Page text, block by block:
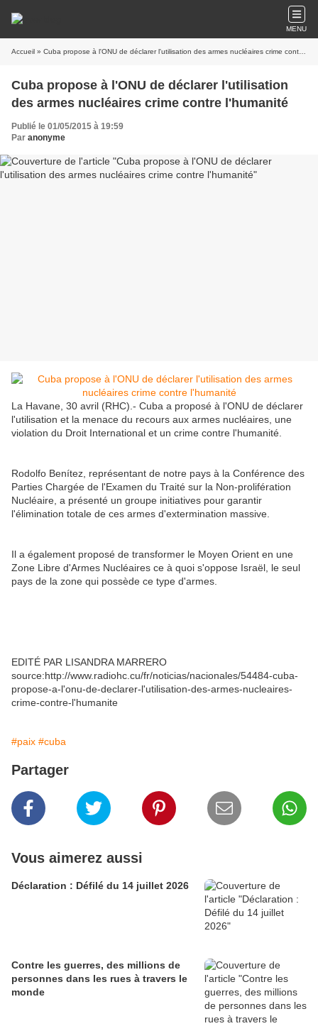
MENU
Accueil » Cuba propose à l'ONU de déclarer l'utilisation des armes nucléaires crime contre l'humanité
Cuba propose à l'ONU de déclarer l'utilisation
des armes nucléaires crime contre l'humanité
Publié le 01/05/2015 à 19:59
Par anonyme
La Havane, 30 avril (RHC).- Cuba a proposé à l'ONU de déclarer
l'utilisation et la menace du recours aux armes nucléaires, une
violation du Droit International et un crime contre l'humanité.
Rodolfo Benítez, représentant de notre pays à la Conférence des
Parties Chargée de l'Examen du Traité sur la Non-prolifération
Nucléaire, a présenté un groupe initiatives pour garantir
l'élimination totale de ces armes d'extermination massive.
Il a également proposé de transformer le Moyen Orient en une
Zone Libre d'Armes Nucléaires ce à quoi s'oppose Israël, le seul
pays de la zone qui possède ce type d'armes.
EDITÉ PAR LISANDRA MARRERO
source:http://www.radiohc.cu/fr/noticias/nacionales/54484-cuba-
propose-a-l'onu-de-declarer-l'utilisation-des-armes-nucleaires-
crime-contre-l'humanite
#paix #cuba
Partager
Vous aimerez aussi
Déclaration : Défilé du 14 juillet 2026
Contre les guerres, des millions de
personnes dans les rues à travers le
monde